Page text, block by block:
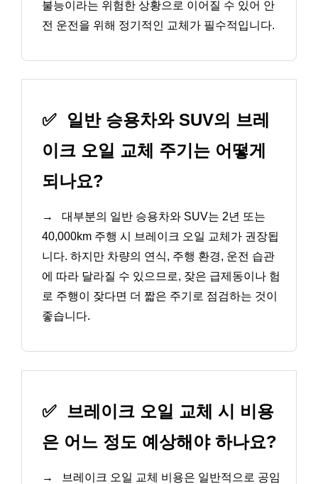
불능이라는 위험한 상황으로 이어질 수 있어 안
전 운전을 위해 정기적인 교체가 필수적입니다.
✅
일반 승용차와 SUV의 브레
이크 오일 교체 주기는 어떻게
되나요?
→
대부분의 일반 승용차와 SUV는 2년 또는
40,000km 주행 시 브레이크 오일 교체가 권장됩
니다. 하지만 차량의 연식, 주행 환경, 운전 습관
에 따라 달라질 수 있으므로, 잦은 급제동이나 험
로 주행이 잦다면 더 짧은 주기로 점검하는 것이
좋습니다.
✅ 브레이크 오일 교체 시 비용
은 어느 정도 예상해야 하나요?
→
브레이크 오일 교체 비용은 일반적으로 공임